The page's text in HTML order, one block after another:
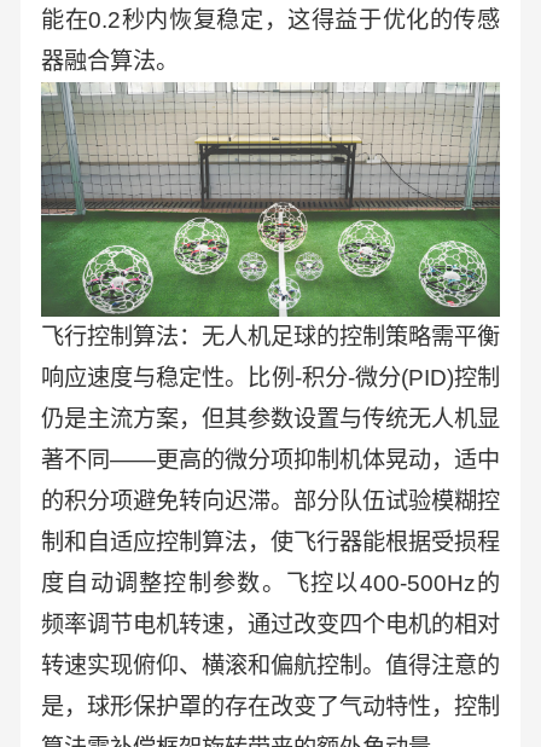
能在0.2秒内恢复稳定，这得益于优化的传感
器融合算法。
飞行控制算法：无人机足球的控制策略需平衡
响应速度与稳定性。比例-积分-微分(PID)控制
仍是主流方案，但其参数设置与传统无人机显
著不同——更高的微分项抑制机体晃动，适中
的积分项避免转向迟滞。部分队伍试验模糊控
制和自适应控制算法，使飞行器能根据受损程
度自动调整控制参数。飞控以400-500Hz的
频率调节电机转速，通过改变四个电机的相对
转速实现俯仰、横滚和偏航控制。值得注意的
是，球形保护罩的存在改变了气动特性，控制